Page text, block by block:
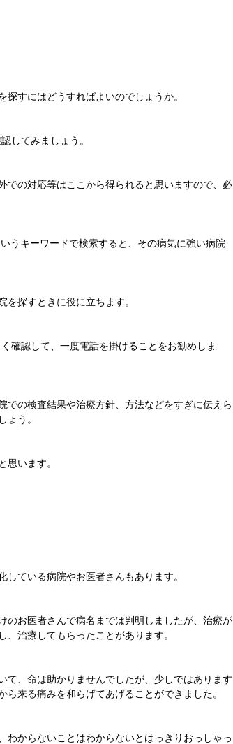
すにはどうすればよいのでしょうか。
してみましょう。
での対応等はここから得られると思いますので、必
うキーワードで検索すると、その病気に強い病院
探すときに役に立ちます。
確認して、一度電話を掛けることをお勧めしま
での検査結果や治療方針、方法などをすぎに伝えら
ょう。
思います。
ている病院やお医者さんもあります。
のお医者さんで病名までは判明しましたが、治療が
治療してもらったことがあります。
て、命は助かりませんでしたが、少しではあります
来る痛みを和らげてあげることができました。
わからないことはわからないとはっきりおっしゃっ